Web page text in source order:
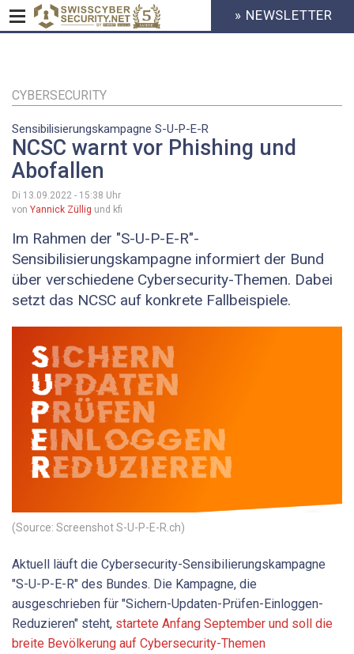
Inhalt
HEADER
MENU
» NEWSLETTER
CYBERSECURITY
Sensibilisierungskampagne S-U-P-E-R
NCSC warnt vor Phishing und
Abofallen
Di 13.09.2022 - 15:38 Uhr
von Yannick Züllig und kfi
Im Rahmen der "S-U-P-E-R"-
Sensibilisierungskampagne informiert der Bund
über verschiedene Cybersecurity-Themen. Dabei
setzt das NCSC auf konkrete Fallbeispiele.
(Source: Screenshot S-U-P-E-R.ch)
Aktuell läuft die Cybersecurity-Sensibilierungskampagne
"S-U-P-E-R" des Bundes. Die Kampagne, die
ausgeschrieben für "Sichern-Updaten-Prüfen-Einloggen-
Reduzieren" steht, startete Anfang September und soll die
breite Bevölkerung auf Cybersecurity-Themen